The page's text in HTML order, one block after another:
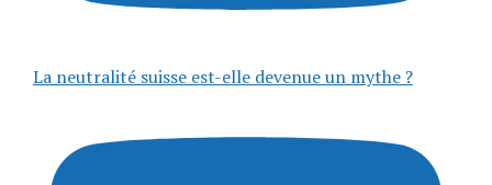
La neutralité suisse est-elle devenue un mythe ?